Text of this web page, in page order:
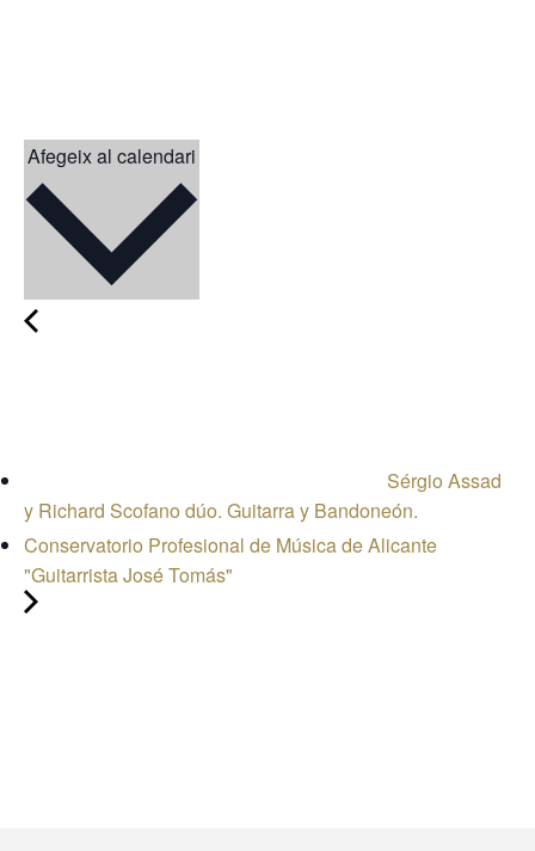
Sérgio Assad
y Richard Scofano dúo. Guitarra y Bandoneón.
Conservatorio Profesional de Música de Alicante
"Guitarrista José Tomás"